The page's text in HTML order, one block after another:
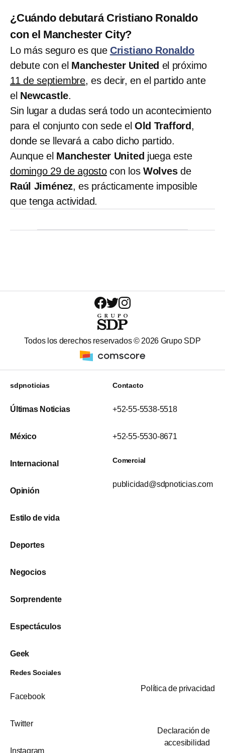
¿Cuándo debutará Cristiano Ronaldo
con el Manchester City?
Lo más seguro es que Cristiano Ronaldo
debute con el Manchester United el próximo
11 de septiembre, es decir, en el partido ante
el Newcastle.
Sin lugar a dudas será todo un acontecimiento
para el conjunto con sede el Old Trafford ,
donde se llevará a cabo dicho partido.
Aunque el Manchester United juega este
domingo 29 de agostocon los Wolvesde
Raúl Jiménez, es prácticamente imposible
que tenga actividad.
Todos los derechos reservados © 2026 Grupo SDP
sdpnoticias
Últimas Noticias
México
Internacional
Opinión
Estilo de vida
Deportes
Negocios
Sorprendente
Espectáculos
Geek
Contacto
+52-55-5538-5518
+52-55-5530-8671
Comercial
publicidad@sdpnoticias.com
Redes Sociales
Facebook
Twitter
Instagram
Política de privacidad
Declaración de
accesibilidad